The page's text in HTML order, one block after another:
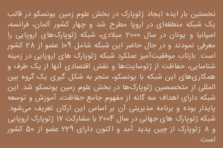
نخستین بار ایده ایجاد ژئوپارک در بخش علوم زمین یونسکو در قالب
یک شبکه منطقه‌ای در اروپا مطرح شد و چهار کشور آلمان، فرانسه،
اسپانیا و یونان در سال 2000 میلادی، شبکه ژئوپارک‌های اروپایی را
معرفی نمودند و در حال حاضر این شبکه شامل 109 عضو از 28 کشور
است. بازتاب موفقیت‌آمیز عملکرد شبکه ژئوپارک های اروپایی در زمینه
شناسایی، حفاظت از ژئوسایت‌ها و نقش اقتصادی آنها از یک طرف و
همکاری‌های این شبکه با یونسکو، منجر به شکل گیری یک گروه بین
المللی از متخصصین ژئوپارک‌ها در بخش علوم زمین یونسکو شد. این
شبکه دارای اهداف سه گانه از مفهوم جامع حفاظت، آموزش و توسعه
پایدار بوده و برنامه مدیریتی آن بر اساس این ارکان تعریف می‌شود.
شبکه ژئوپارک های جهانی در سال 2004 با مشارکت 17 ژئوپارک اروپایی
و 8 ژئوپارک از چین پدید آمد و اکنون دارای 229 عضو از 50 کشور
است.